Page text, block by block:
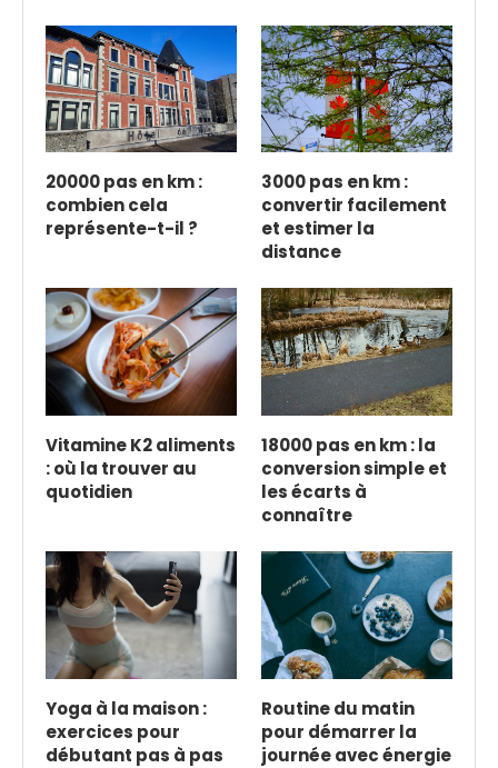
20000 pas en km :
combien cela
représente-t-il ?
3000 pas en km :
convertir facilement
et estimer la
distance
Vitamine K2 aliments
: où la trouver au
quotidien
18000 pas en km : la
conversion simple et
les écarts à
connaître
Yoga à la maison :
exercices pour
débutant pas à pas
Routine du matin
pour démarrer la
journée avec énergie